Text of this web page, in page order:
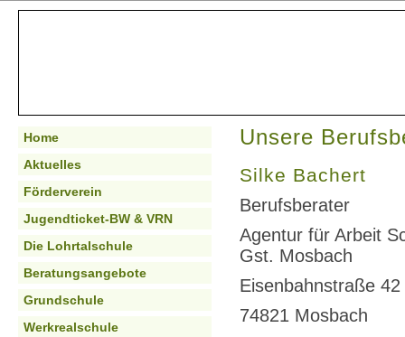
Home
Aktuelles
Förderverein
Jugendticket-BW & VRN
Die Lohrtalschule
Beratungsangebote
Grundschule
Werkrealschule
Unsere
Silke Bachert
Berufsberater
Agentur für Arbeit
Gst. Mosbach
Eisenbahnstraße 42
74821 Mosbach